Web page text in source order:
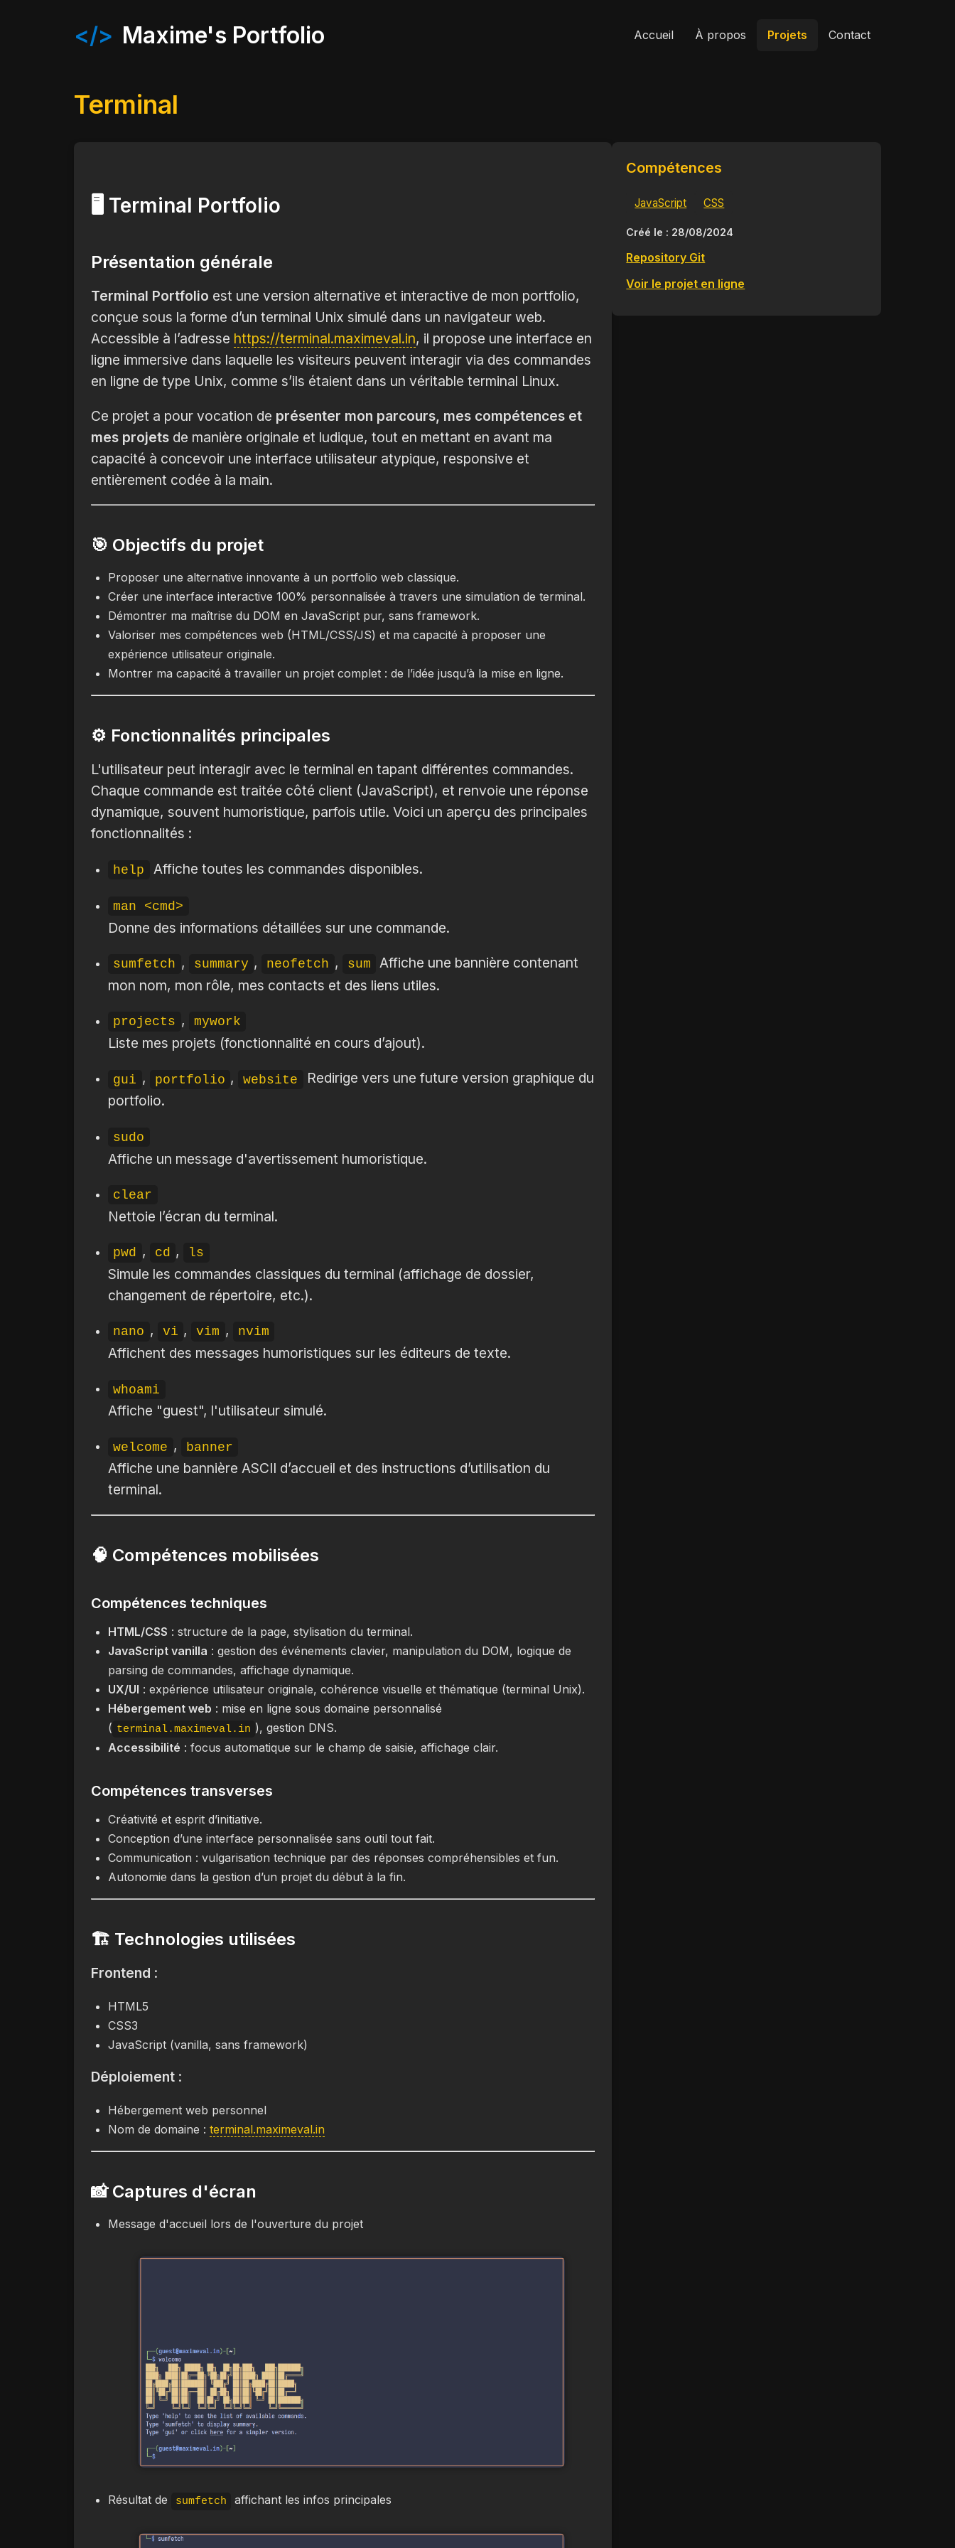
</> Maxime's Portfolio Accueil À propos Projets Contact
Terminal
🖥️ Terminal Portfolio
Présentation générale
Terminal Portfolio est une version alternative et interactive de mon portfolio,
conçue sous la forme d’un terminal Unix simulé dans un navigateur web.
Accessible à l’adresse https://terminal.maximeval.in, il propose une interface en
ligne immersive dans laquelle les visiteurs peuvent interagir via des commandes
en ligne de type Unix, comme s’ils étaient dans un véritable terminal Linux.
Ce projet a pour vocation de présenter mon parcours, mes compétences et
mes projets de manière originale et ludique, tout en mettant en avant ma
capacité à concevoir une interface utilisateur atypique, responsive et
entièrement codée à la main.
🎯 Objectifs du projet
Proposer une alternative innovante à un portfolio web classique.
Créer une interface interactive 100% personnalisée à travers une simulation de terminal.
Démontrer ma maîtrise du DOM en JavaScript pur, sans framework.
Valoriser mes compétences web (HTML/CSS/JS) et ma capacité à proposer une
expérience utilisateur originale.
Montrer ma capacité à travailler un projet complet : de l’idée jusqu’à la mise en ligne.
⚙️ Fonctionnalités principales
L'utilisateur peut interagir avec le terminal en tapant différentes commandes.
Chaque commande est traitée côté client (JavaScript), et renvoie une réponse
dynamique, souvent humoristique, parfois utile. Voici un aperçu des principales
fonctionnalités :
help Affiche toutes les commandes disponibles.
man <cmd>
Donne des informations détaillées sur une commande.
sumfetch , summary , neofetch , sum
Affiche une bannière contenant
mon nom, mon rôle, mes contacts et des liens utiles.
projects , mywork
Liste mes projets (fonctionnalité en cours d’ajout).
gui , portfolio , website
Redirige vers une future version graphique du
portfolio.
sudo
Affiche un message d'avertissement humoristique.
clear
Nettoie l’écran du terminal.
pwd , cd , ls
Simule les commandes classiques du terminal (affichage de dossier,
changement de répertoire, etc.).
nano , vi , vim , nvim
Affichent des messages humoristiques sur les éditeurs de texte.
whoami
Affiche "guest", l'utilisateur simulé.
welcome , banner
Affiche une bannière ASCII d’accueil et des instructions d’utilisation du
terminal.
🧠 Compétences mobilisées
Compétences techniques
HTML/CSS : structure de la page, stylisation du terminal.
JavaScript vanilla : gestion des événements clavier, manipulation du DOM, logique de
parsing de commandes, affichage dynamique.
UX/UI : expérience utilisateur originale, cohérence visuelle et thématique (terminal Unix).
Hébergement web : mise en ligne sous domaine personnalisé
( terminal.maximeval.in ), gestion DNS.
Accessibilité : focus automatique sur le champ de saisie, affichage clair.
Compétences transverses
Créativité et esprit d’initiative.
Conception d’une interface personnalisée sans outil tout fait.
Communication : vulgarisation technique par des réponses compréhensibles et fun.
Autonomie dans la gestion d’un projet du début à la fin.
🏗️ Technologies utilisées
Frontend :
HTML5
CSS3
JavaScript (vanilla, sans framework)
Déploiement :
Hébergement web personnel
Nom de domaine : terminal.maximeval.in
📸 Captures d'écran
Message d'accueil lors de l'ouverture du projet
Résultat de sumfetch affichant les infos principales
Compétences
JavaScript CSS
Créé le : 28/08/2024
Repository Git
Voir le projet en ligne